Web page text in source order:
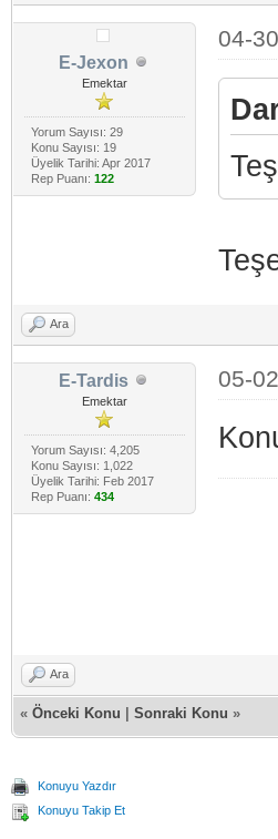
E-Jexon
Emektar
Yorum Sayısı: 29
Konu Sayısı: 19
Üyelik Tarihi: Apr 2017
Rep Puanı: 122
04-
Ara
E-Tardis
Emektar
Yorum Sayısı: 4,205
Konu Sayısı: 1,022
Üyelik Tarihi: Feb 2017
Rep Puanı: 434
05-
Ara
« Önceki Konu Sonraki Konu »
Konuyu Yazdır
Konuyu Takip Et